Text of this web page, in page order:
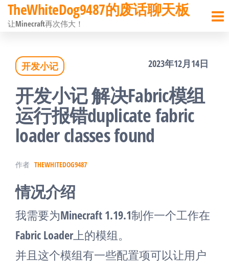
前
往
TheWhiteDog9487的废话聊天板
让Minecraft再次伟大！
开发小记 2023年12月14日
开发小记 解决Fabric模组
运行报错duplicate fabric
loader classes found
作者 THEWHITEDOG9487
情况介绍
我需要为Minecraft 1.19.1制作一个工作在
Fabric Loader上的模组。
并且这个模组有一些配置项可以让用户